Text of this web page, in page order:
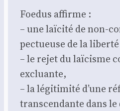
Foe­dus affirme :
– une laï­ci­té de non-
pec­tueuse de la
– le rejet du laï­cisme
excluante,
– la légi­ti­mi­té d’une
trans­cen­dante dans